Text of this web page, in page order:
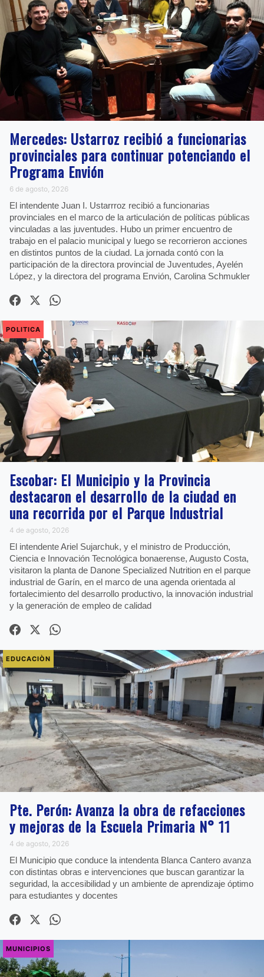
Mercedes: Ustarroz recibió a funcionarias
provinciales para continuar potenciando el
Programa Envión
6 de agosto, 2026
El intendente Juan I. Ustarrroz recibió a funcionarias
provinciales en el marco de la articulación de políticas públicas
vinculadas a las juventudes. Hubo un primer encuentro de
trabajo en el palacio municipal y luego se recorrieron acciones
en distintos puntos de la ciudad. La jornada contó con la
participación de la directora provincial de Juventudes, Ayelén
López, y la directora del programa Envión, Carolina Schmukler
POLITICA
Escobar: El Municipio y la Provincia
destacaron el desarrollo de la ciudad en
una recorrida por el Parque Industrial
4 de agosto, 2026
El intendente Ariel Sujarchuk, y el ministro de Producción,
Ciencia e Innovación Tecnológica bonaerense, Augusto Costa,
visitaron la planta de Danone Specialized Nutrition en el parque
industrial de Garín, en el marco de una agenda orientada al
fortalecimiento del desarrollo productivo, la innovación industrial
y la generación de empleo de calidad
EDUCACIÒN
Pte. Perón: Avanza la obra de refacciones
y mejoras de la Escuela Primaria N° 11
4 de agosto, 2026
El Municipio que conduce la intendenta Blanca Cantero avanza
con distintas obras e intervenciones que buscan garantizar la
seguridad, la accesibilidad y un ambiente de aprendizaje óptimo
para estudiantes y docentes
MUNICIPIOS